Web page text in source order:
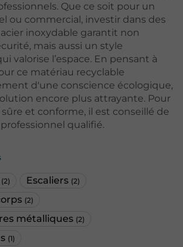
(2) Escaliers (2)
(2)
métalliques (2)
(1)
Que ce soit pour un
ou commercial, investir dans des
inoxydable garantit non
mais aussi un style
valorise l’espace. En pensant à
ce matériau recyclable
d'une conscience écologique,
encore plus attrayante. Pour
et conforme, il est conseillé de
qualifié.